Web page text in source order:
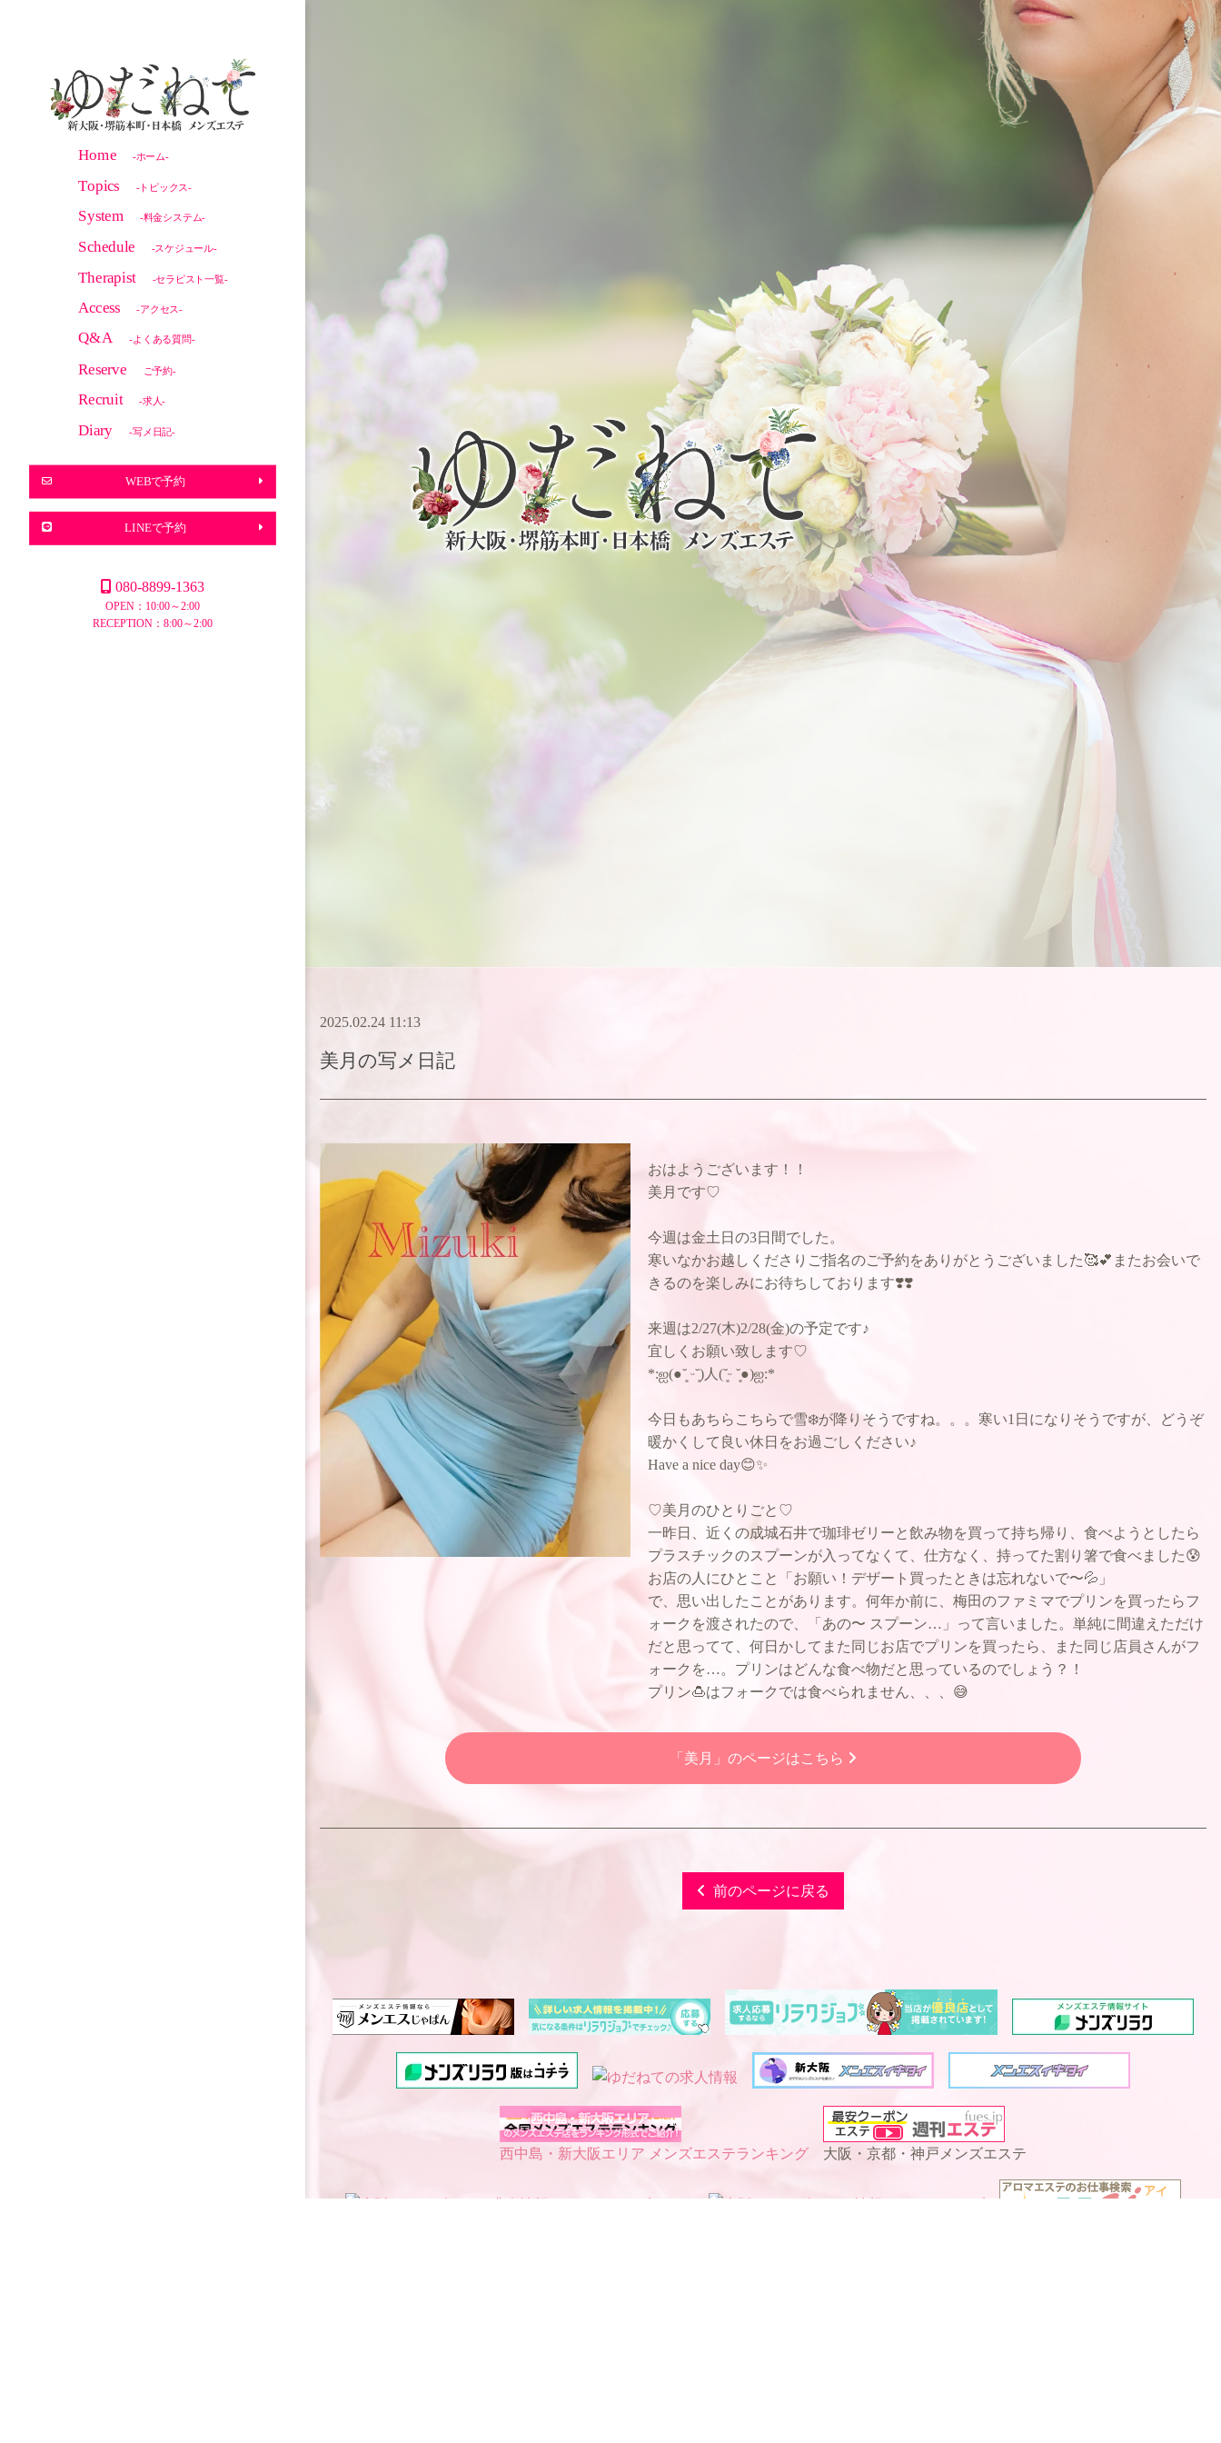
Home -ホーム-
Topics -トピックス-
System -料金システム-
Schedule -スケジュール-
Therapist -セラピスト一覧-
Access -アクセス-
Q&A -よくある質問-
Reserve ご予約-
Recruit -求人-
Diary -写メ日記-
WEBで予約
LINEで予約
080-8899-1363
OPEN：10:00～2:00
RECEPTION：8:00～2:00
2025.02.24 11:13
美月の写メ日記
おはようございます！！
美月です♡
今週は金土日の3日間でした。
寒いなかお越しくださりご指名のご予約をありがとうございました🥰💕またお会いで
きるのを楽しみにお待ちしております❣️❣️
来週は2/27(木)2/28(金)の予定です♪
宜しくお願い致します♡
*:ஐ(●︎˘͈ ᵕ˘͈)人(˘͈ᵕ ˘͈●︎)ஐ:*
今日もあちらこちらで雪❄️が降りそうですね。。。寒い1日になりそうですが、どうぞ
暖かくして良い休日をお過ごしください♪
Have a nice day😊✨
♡美月のひとりごと♡
一昨日、近くの成城石井で珈琲ゼリーと飲み物を買って持ち帰り、食べようとしたら
プラスチックのスプーンが入ってなくて、仕方なく、持ってた割り箸で食べました😰
お店の人にひとこと「お願い！デザート買ったときは忘れないで〜💦」
で、思い出したことがあります。何年か前に、梅田のファミマでプリンを買ったらフ
ォークを渡されたので、「あの〜 スプーン…」って言いました。単純に間違えただけ
だと思ってて、何日かしてまた同じお店でプリンを買ったら、また同じ店員さんがフ
ォークを…。プリンはどんな食べ物だと思っているのでしょう？！
プリン🍮はフォークでは食べられません、、、😅
「美月」のページはこちら
前のページに戻る
西中島・新大阪エリア メンズエステランキング 大阪・京都・神戸メンズエステ